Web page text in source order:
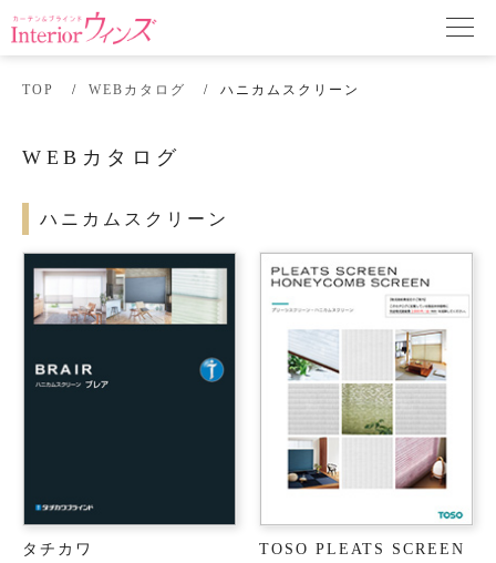
TOP WEBカタログ ハニカムスクリーン
WEBカタログ
ハニカムスクリーン
タチカワ
TOSO PLEATS SCREEN